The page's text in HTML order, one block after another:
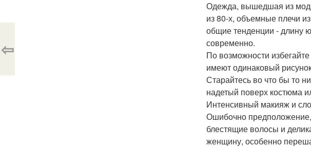
Одежда, вышедшая из
из 80-х, объемные плечи
общие тенденции - длину
современно.
По возможности
имеют одинаковый
Старайтесь во что бы то
надетый поверх костюма
Интенсивный макияж и
Ошибочно
блестящие волосы и
женщину, особенно
⇦